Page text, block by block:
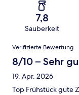
7,8
Sauberkeit
Bewertungen
Verifizierte Bewertung
8/10 – Sehr
19. Apr. 2026
Top Frühstück gute